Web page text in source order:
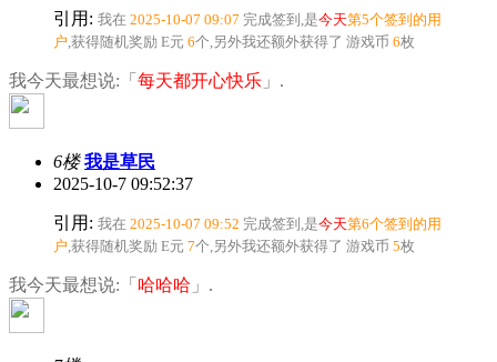
引用: 我在 2025-10-07 09:07 完成签到,是今天第5个签到的用
户 ,获得随机奖励 E元 6个 ,另外我还额外获得了 游戏币 6枚
我今天最想说:「 每天都开心快乐 」.
6楼 我是草民
2025-10-7 09:52:37
引用: 我在 2025-10-07 09:52 完成签到,是今天第6个签到的用
户 ,获得随机奖励 E元 7个 ,另外我还额外获得了 游戏币 5枚
我今天最想说:「 哈哈哈 」.